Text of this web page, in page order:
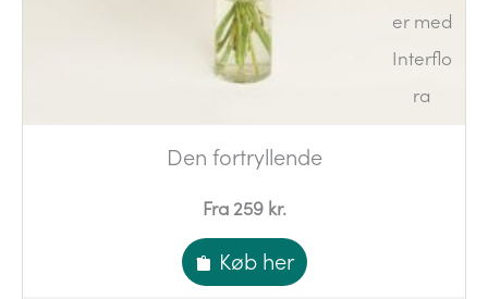
Den fortryllende
Fra 259 kr.
Køb her